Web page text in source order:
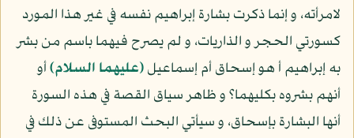
لامرأته، و إنما ذكرت بشارة إبراهيم نفسه في غير هذا المورد
كسورتي الحجر و الذاريات، و لم يصرح فيهما باسم من بشر
به إبراهيم أ هو إسحاق أم إسماعيل(عليهما السلام)أو
أنهم بشروه بكليهما؟ و ظاهر سياق القصة في هذه السورة
أنها البشارة بإسحاق، و سيأتي البحث المستوفى عن ذلك في